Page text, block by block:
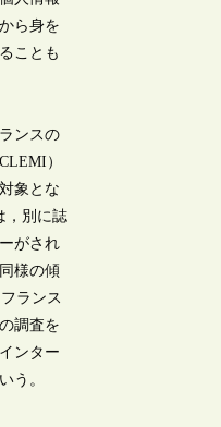
ら身を
ことも
ンスの
）
象とな
，別に誌
がされ
様の傾
ランス
調査を
ンター
う。